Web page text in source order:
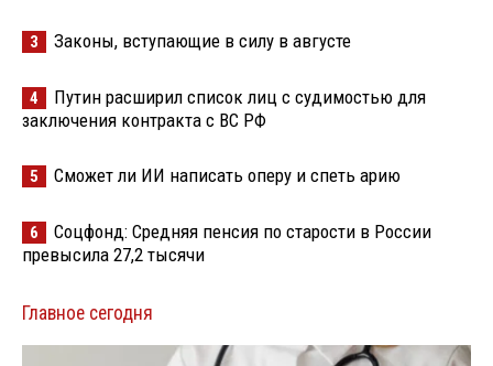
3 Законы, вступающие в силу в августе
4
Путин расширил список лиц с судимостью для
заключения контракта с ВС РФ
5 Сможет ли ИИ написать оперу и спеть арию
6
Соцфонд: Средняя пенсия по старости в России
превысила 27,2 тысячи
Главное сегодня